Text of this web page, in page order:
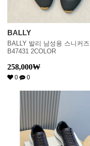
BALLY
BALLY 발리 남성용 스니커즈
B47431 2COLOR
258,000₩
0 0